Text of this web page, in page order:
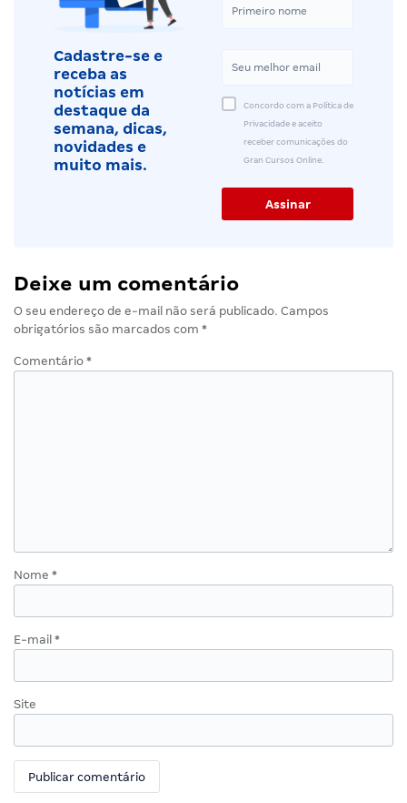
Cadastre-se e
receba as
notícias em
destaque da
semana, dicas,
novidades e
muito mais.
Concordo com a Política de
Privacidade e aceito
receber comunicações do
Gran Cursos Online.
Deixe um comentário
O seu endereço de e-mail não será publicado. Campos
obrigatórios são marcados com *
Comentário *
Nome *
E-mail *
Site